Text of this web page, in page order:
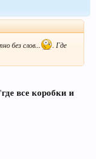
без слов...
. Где
где все коробки и